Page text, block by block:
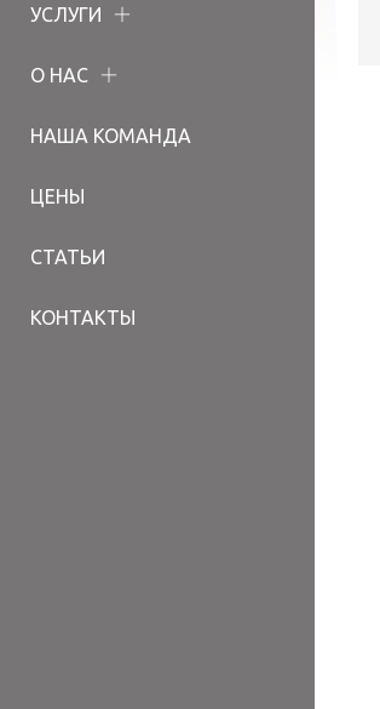
УСЛУГИ
О НАС
НАША КОМАНДА
ЦЕНЫ
СТАТЬИ
КОНТАКТЫ